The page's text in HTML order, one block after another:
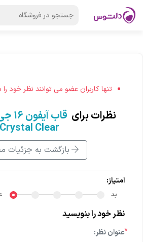
تنها کاربران عضو می توانند نظر خود را
نظرات برای
Crystal Clear
بازگشت به جزئیات
امتیاز:
بد
نظر خود را بنویسید
عنوان نظر:*